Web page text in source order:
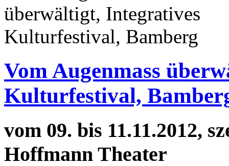
Vom Augenmass
Kulturfestival,
vom 09. bis 11.11.2012,
Hoffmann Theater